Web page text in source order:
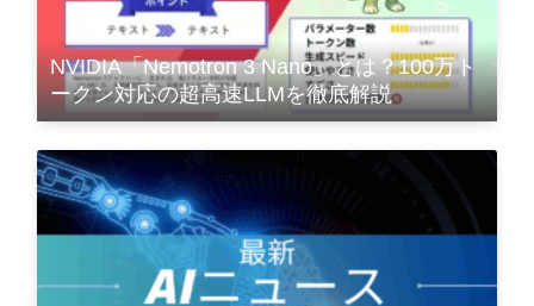
NVIDIA「Nemotron 3 Nano」とは？100万ト
ークン対応の超高速LLMを徹底解説